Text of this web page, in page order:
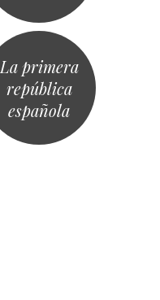
La primera
república
española